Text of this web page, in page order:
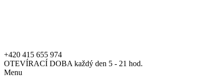
+420 415 655 974
OTEVÍRACÍ DOBA každý den 5 - 21 hod.
Menu